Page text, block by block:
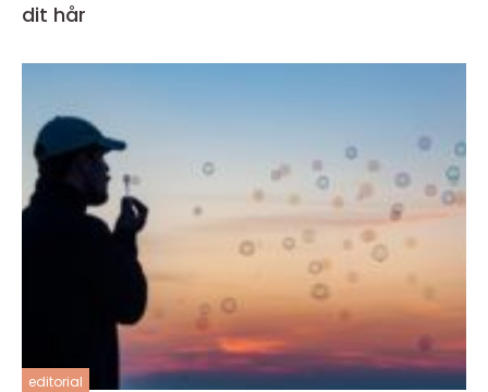
dit hår
editorial